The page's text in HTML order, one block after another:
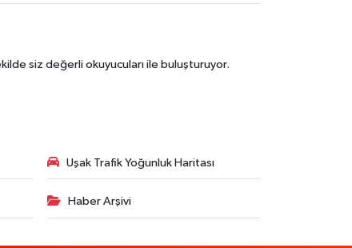
siz değerli okuyucuları ile buluşturuyor.
Uşak Trafik Yoğunluk Haritası
Haber Arşivi